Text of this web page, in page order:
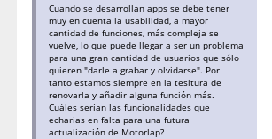
Cuando se desarrollan apps se debe tener
muy en cuenta la usabilidad, a mayor
cantidad de funciones, más compleja se
vuelve, lo que puede llegar a ser un problema
para una gran cantidad de usuarios que sólo
quieren "darle a grabar y olvidarse". Por
tanto estamos siempre en la tesitura de
renovarla y añadir alguna función más.
Cuáles serían las funcionalidades que
echarias en falta para una futura
actualización de Motorlap?